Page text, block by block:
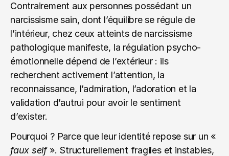
Contrairement aux personnes possédant un
narcissisme sain, dont l’équilibre se régule de
l’intérieur, chez ceux atteints de narcissisme
pathologique manifeste, la régulation psycho-
émotionnelle dépend de l’extérieur : ils
recherchent activement l’attention, la
reconnaissance, l’admiration, l’adoration et la
validation d’autrui pour avoir le sentiment
d’exister.
faux self ». Structurellement fragiles et instables,